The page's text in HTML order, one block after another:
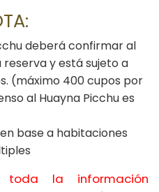
deberá confirmar al
y está sujeto a
(máximo 400 cupos por
al Huayna Picchu es
base a habitaciones
toda la información